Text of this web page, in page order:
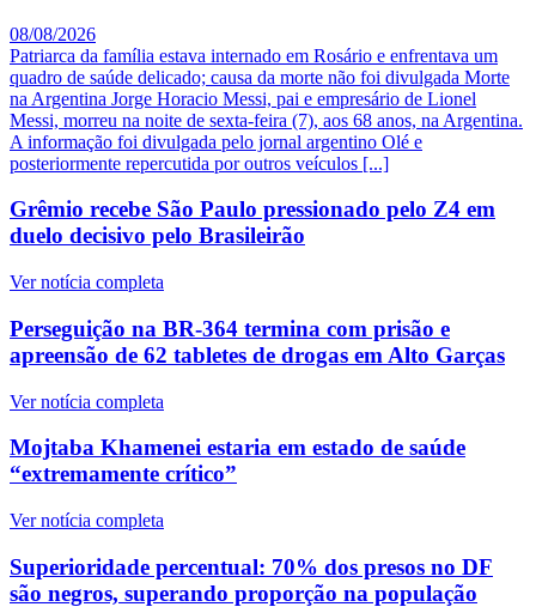
08/08/2026
Patriarca da família estava internado em Rosário e enfrentava um
quadro de saúde delicado; causa da morte não foi divulgada Morte
na Argentina Jorge Horacio Messi, pai e empresário de Lionel
Messi, morreu na noite de sexta-feira (7), aos 68 anos, na Argentina.
A informação foi divulgada pelo jornal argentino Olé e
posteriormente repercutida por outros veículos [...]
Grêmio recebe São Paulo pressionado pelo Z4 em
duelo decisivo pelo Brasileirão
Ver notícia completa
Perseguição na BR-364 termina com prisão e
apreensão de 62 tabletes de drogas em Alto Garças
Ver notícia completa
Mojtaba Khamenei estaria em estado de saúde
“extremamente crítico”
Ver notícia completa
Superioridade percentual: 70% dos presos no DF
são negros, superando proporção na população